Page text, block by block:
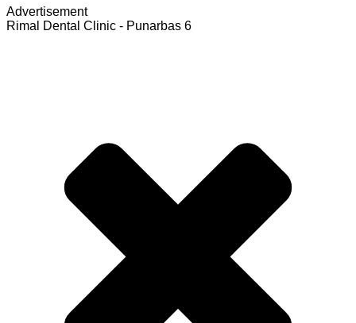
Advertisement
Rimal Dental Clinic - Punarbas 6